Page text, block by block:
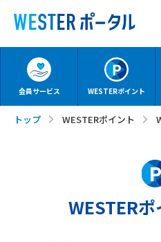
会員サービス WESTERポイント
トップ WESTERポイント
WESTER